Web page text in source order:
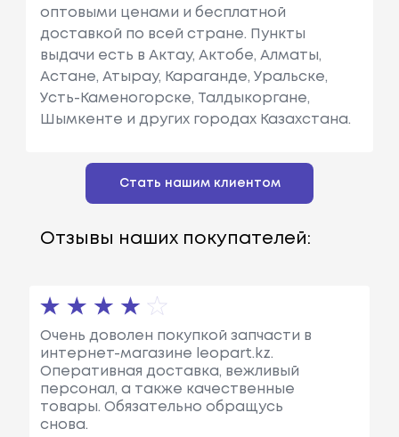
оптовыми ценами и бесплатной
доставкой по всей стране. Пункты
выдачи есть в Актау, Актобе, Алматы,
Астане, Атырау, Караганде, Уральске,
Усть-Каменогорске, Талдыкоргане,
Шымкенте и других городах Казахстана.
Стать нашим клиентом
Отзывы наших покупателей:
Очень доволен покупкой запчасти в
интернет-магазине leopart.kz.
Оперативная доставка, вежливый
персонал, а также качественные
товары. Обязательно обращусь
снова.